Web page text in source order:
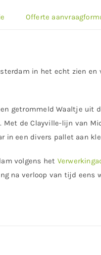
Offerte
in het echt zien en
getrommeld Waaltje uit
de Clayville-lijn van
in een divers pallet aan
volgens het
na verloop van tijd eens